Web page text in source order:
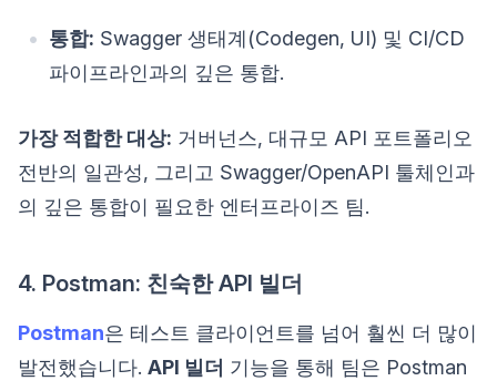
통합: Swagger 생태계(Codegen, UI) 및 CI/CD
파이프라인과의 깊은 통합.
가장 적합한 대상: 거버넌스, 대규모 API 포트폴리오
전반의 일관성, 그리고 Swagger/OpenAPI 툴체인과
의 깊은 통합이 필요한 엔터프라이즈 팀.
4. Postman: 친숙한 API 빌더
Postman은 테스트 클라이언트를 넘어 훨씬 더 많이
발전했습니다. API 빌더 기능을 통해 팀은 Postman